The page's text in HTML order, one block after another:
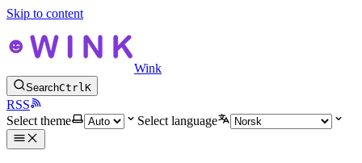
Skip to content
Wink
SearchCtrlK
RSS
Select theme
Select language